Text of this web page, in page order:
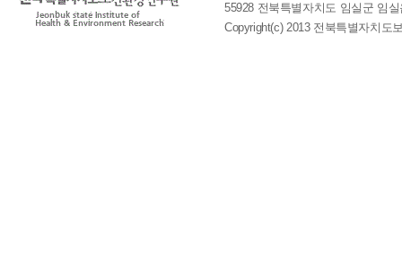
55928 전북특별자치도 임실군 임
Copyright(c) 2013 전북특별자치도